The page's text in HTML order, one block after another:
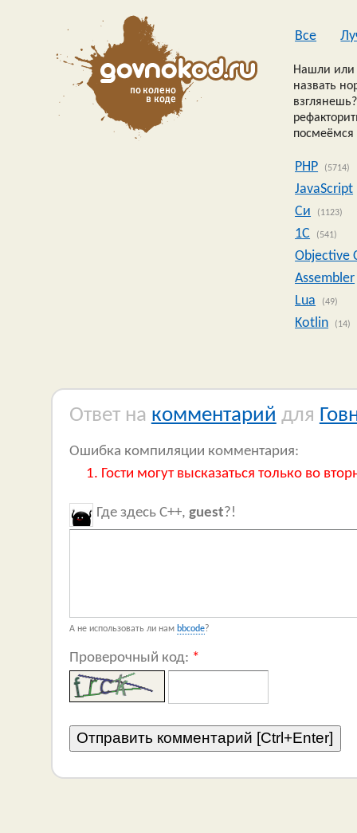
Все
Нашли или
назвать
посмеёмся
PHP (5714)
JavaScript
Си
(1123)
1C (541)
Objective
Assembler
Lua
(49)
Kotlin (14)
Ответ на комментарий для
Ошибка компиляции комментария:
Гости могут высказаться только во
Где здесь C++, guest?!
А не использовать ли нам bbcode?
Проверочный код: *